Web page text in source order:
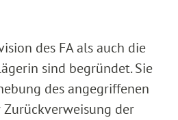
des FA als auch die
sind begründet. Sie
des angegriffenen
der